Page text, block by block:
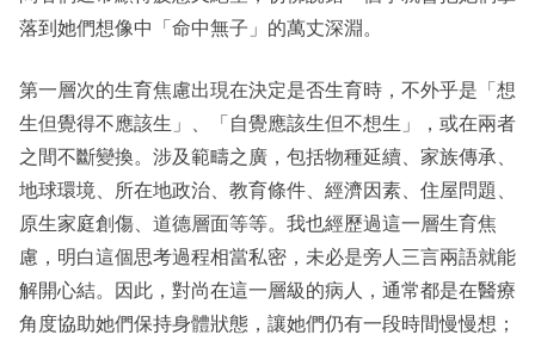
落到她們想像中「命中無子」的萬丈深淵。
第一層次的生育焦慮出現在決定是否生育時，不外乎是「想
生但覺得不應該生」、「自覺應該生但不想生」，或在兩者
之間不斷變換。涉及範疇之廣，包括物種延續、家族傳承、
地球環境、所在地政治、教育條件、經濟因素、住屋問題、
原生家庭創傷、道德層面等等。我也經歷過這一層生育焦
慮，明白這個思考過程相當私密，未必是旁人三言兩語就能
解開心結。因此，對尚在這一層級的病人，通常都是在醫療
角度協助她們保持身體狀態，讓她們仍有一段時間慢慢想；